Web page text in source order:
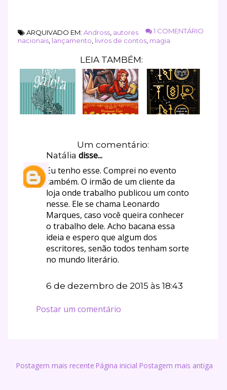
1 COMENTÁRIO
ARQUIVADO EM: Andross, autores
nacionais, lançamento livros de contos, magia
LEIA TAMBÉM:
Um comentário:
Natália disse...
Eu tenho esse. Comprei no evento
também. O irmão de um cliente da
loja onde trabalho publicou um conto
nesse. Ele se chama Leonardo
Marques, caso você queira conhecer
o trabalho dele. Acho bacana essa
ideia e espero que algum dos
escritores, senão todos tenham sorte
no mundo literário.
6 de dezembro de 2015 às 18:43
Postar um comentário
Postagem mais recente Postagem mais antiga
Página inicial